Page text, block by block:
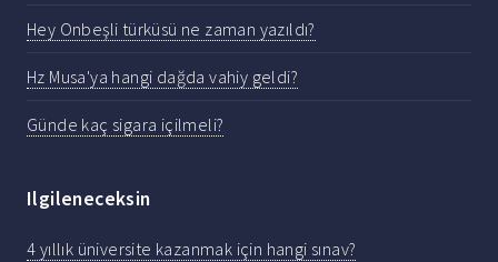
Hey Onbeşli türküsü ne zaman yazıldı?
Hz Musa'ya hangi dağda vahiy geldi?
Günde kaç sigara içilmeli?
Ilgileneceksin
4 yıllık üniversite kazanmak için hangi sınav?